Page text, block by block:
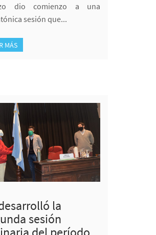
dio comienzo a una
sesión que...
MÁS
la
sesión